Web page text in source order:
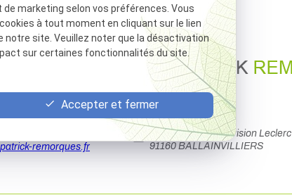
remorques.fr
44 Avenue de la Division Leclerc
91160 BALLAINVILLIERS
marketing selon vos préférences. Vous
à tout moment en cliquant sur le lien
notre site. Veuillez noter que la désactivation
sur certaines fonctionnalités du site.
Accepter et fermer